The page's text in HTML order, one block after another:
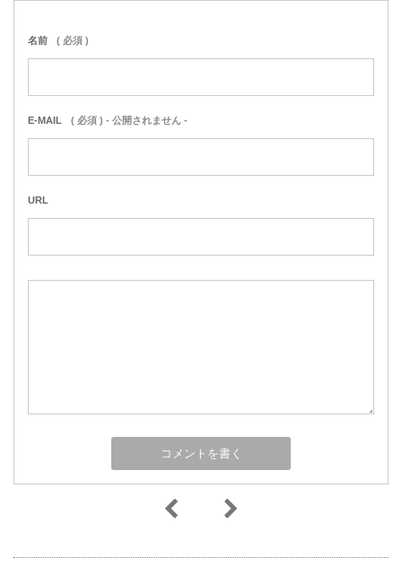
名前 ( 必須 )
E-MAIL ( 必須 ) - 公開されません -
URL